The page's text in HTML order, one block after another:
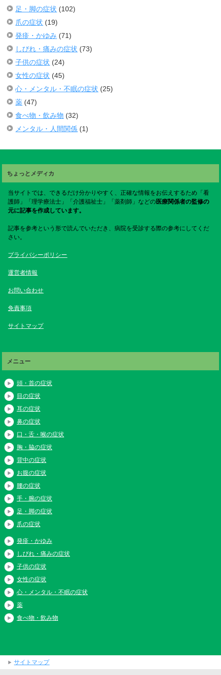
足・脚の症状 (102)
爪の症状 (19)
発疹・かゆみ (71)
しびれ・痛みの症状 (73)
子供の症状 (24)
女性の症状 (45)
心・メンタル・不眠の症状 (25)
薬 (47)
食べ物・飲み物 (32)
メンタル・人間関係 (1)
ちょっとメディカ
当サイトでは、できるだけ分かりやすく、正確な情報をお伝えするため「看
護師」「理学療法士」「介護福祉士」「薬剤師」などの医療関係者の監修の
元に記事を作成しています。
記事を参考という形で読んでいただき、病院を受診する際の参考にしてくだ
さい。
プライバシーポリシー
運営者情報
お問い合わせ
免責事項
サイトマップ
メニュー
頭・首の症状
目の症状
耳の症状
鼻の症状
口・舌・喉の症状
胸・脇の症状
背中の症状
お腹の症状
腰の症状
手・腕の症状
足・脚の症状
爪の症状
発疹・かゆみ
しびれ・痛みの症状
子供の症状
女性の症状
心・メンタル・不眠の症状
薬
食べ物・飲み物
サイトマップ